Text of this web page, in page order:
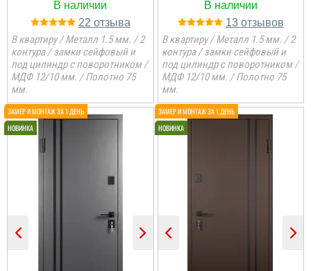
22
В квартиру / Металл 1.5 мм. / 2
контура / замки сейфовый и
под цилиндр с поворотником /
МДФ 12/10 мм. / Полотно 75
мм.
13
В квартиру / Металл 1.5 мм. / 2
контура / замки сейфовый и
под цилиндр с поворотником /
МДФ 12/10 мм. / Полотно 75
мм.